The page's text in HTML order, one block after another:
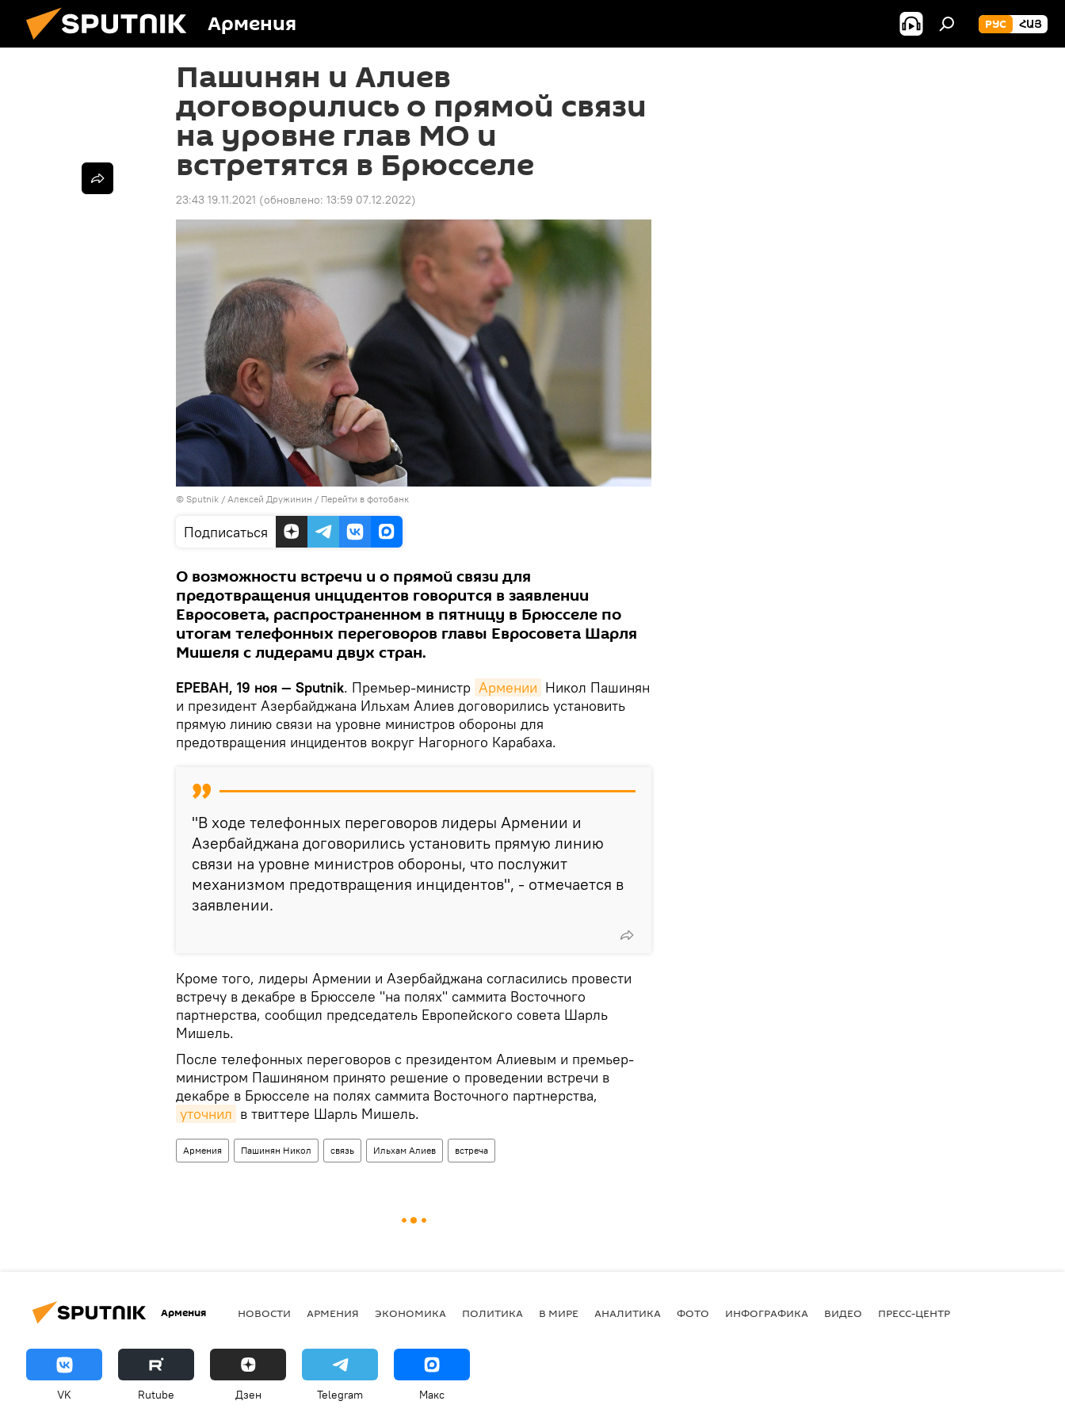
Армения РУС ՀԱՅ
Пашинян и Алиев
договорились о прямой связи
на уровне глав МО и
встретятся в Брюсселе
23:43 19.11.2021 (обновлено: 13:59 07.12.2022)
© Sputnik / Алексей Дружинин / Перейти в фотобанк
Подписаться
О возможности встречи и о прямой связи для
предотвращения инцидентов говорится в заявлении
Евросовета, распространенном в пятницу в Брюсселе по
итогам телефонных переговоров главы Евросовета Шарля
Мишеля с лидерами двух стран.
ЕРЕВАН, 19 ноя — Sputnik. Премьер-министр Армении Никол Пашинян
и президент Азербайджана Ильхам Алиев договорились установить
прямую линию связи на уровне министров обороны для
предотвращения инцидентов вокруг Нагорного Карабаха.
"В ходе телефонных переговоров лидеры Армении и
Азербайджана договорились установить прямую линию
связи на уровне министров обороны, что послужит
механизмом предотвращения инцидентов", - отмечается в
заявлении.
Кроме того, лидеры Армении и Азербайджана согласились провести
встречу в декабре в Брюсселе "на полях" саммита Восточного
партнерства, сообщил председатель Европейского совета Шарль
Мишель.
После телефонных переговоров с президентом Алиевым и премьер-
министром Пашиняном принято решение о проведении встречи в
декабре в Брюсселе на полях саммита Восточного партнерства,
уточнил в твиттере Шарль Мишель.
Армения Пашинян Никол связь Ильхам Алиев встреча
Армения НОВОСТИ АРМЕНИЯ ЭКОНОМИКА ПОЛИТИКА В МИРЕ АНАЛИТИКА ФОТО ИНФОГРАФИКА ВИДЕО ПРЕСС-ЦЕНТР
VK Rutube Дзен Telegram Макс